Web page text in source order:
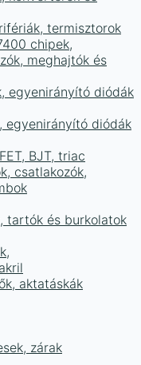
termisztorok
chipek,
meghajtók és
egyenirányító diódák
egyenirányító diódák
BJT, triac
csatlakozók,
tartók és burkolatok
aktatáskák
zárak